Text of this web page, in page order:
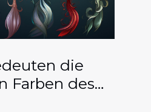
die
Farben des